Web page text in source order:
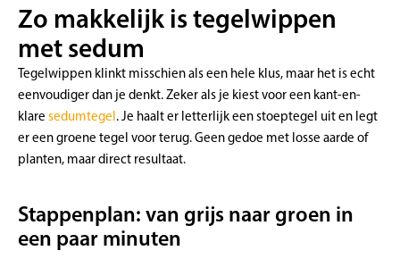
Zo makkelijk is tegelwippen
met sedum
Tegelwippen klinkt misschien als een hele klus, maar het is echt
eenvoudiger dan je denkt. Zeker als je kiest voor een kant-en-
klare sedumtegel. Je haalt er letterlijk een stoeptegel uit en legt
er een groene tegel voor terug. Geen gedoe met losse aarde of
planten, maar direct resultaat.
Stappenplan: van grijs naar groen in
een paar minuten